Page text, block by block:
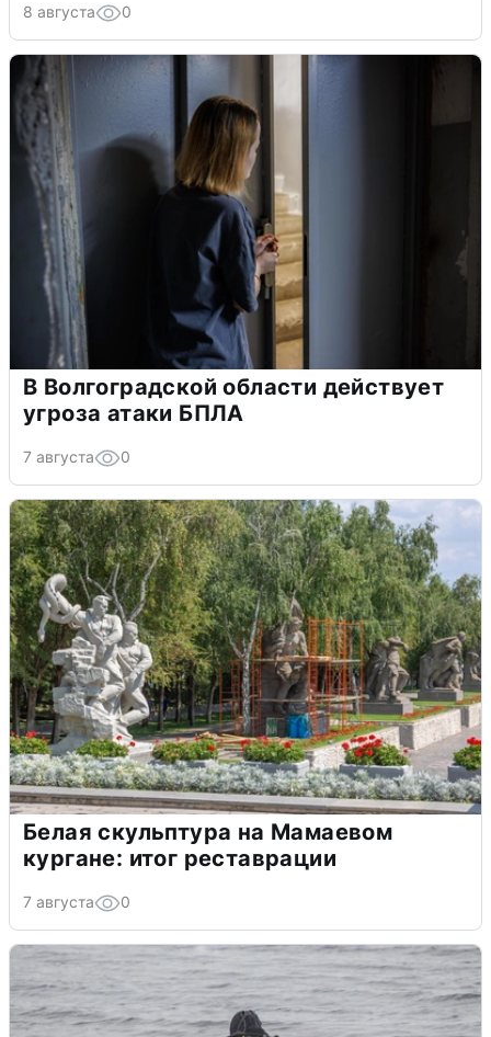
8 августа 0
В Волгоградской области действует
угроза атаки БПЛА
7 августа 0
Белая скульптура на Мамаевом
кургане: итог реставрации
7 августа 0